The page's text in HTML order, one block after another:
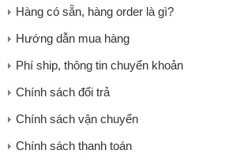
Hàng có sẵn, hàng order là gì?
Hướng dẫn mua hàng
Phí ship, thông tin chuyển khoản
Chính sách đổi trả
Chính sách vận chuyển
Chính sách thanh toán